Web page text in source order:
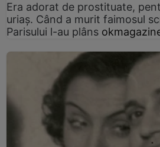
Era adorat de prostituate,
uriaș. Când a murit faimosul
Parisului l-au plâns